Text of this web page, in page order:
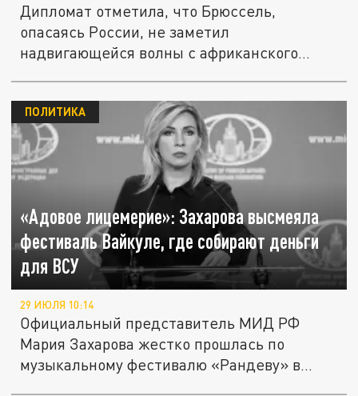
Дипломат отметила, что Брюссель,
опасаясь России, не заметил
надвигающейся волны с африканского
«Адовое лицемерие»: Захарова высмеяла
фестиваль Вайкуле, где собирают деньги
для ВСУ
ПОЛИТИКА
29 ИЮЛЯ 10:14
Официальный представитель МИД РФ
Мария Захарова жестко прошлась по
музыкальному фестивалю «Рандеву» в